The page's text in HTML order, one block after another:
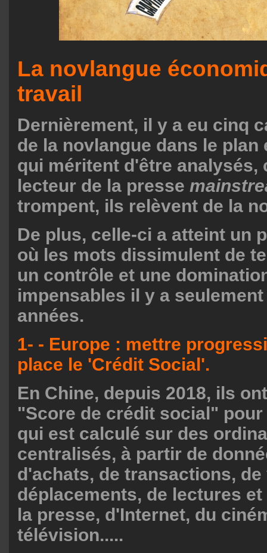
La novlangue
travail
Dernièrement, il y a eu cinq
de la novlangue dans le plan
qui méritent d'être analysés,
lecteur de la presse
trompent, ils relèvent de la
De plus, celle-ci a atteint un
où les mots dissimulent de
un contrôle et une
impensables il y a
années.
1- - Europe : mettre
place le 'Crédit Social'.
En Chine, depuis 2018, ils
"Score de crédit social"
qui est calculé sur des
centralisés, à partir de
d'achats, de transactions,
déplacements, de lectures
la presse, d'Internet, du
télévision.....